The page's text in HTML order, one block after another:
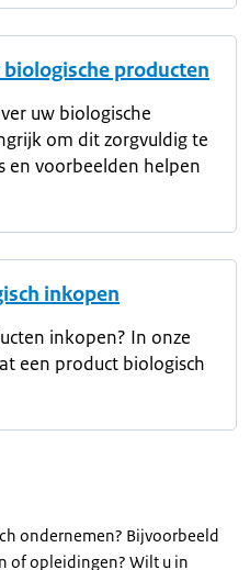
producten
uw biologische
om dit zorgvuldig te
en voorbeelden helpen
inkopen
inkopen? In onze
een product biologisch
ondernemen? Bijvoorbeeld
of opleidingen? Wilt u in